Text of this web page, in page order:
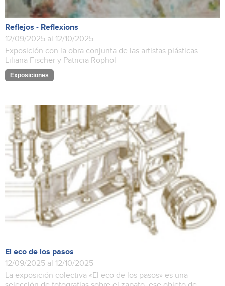
Reflejos - Reflexions
12/09/2025 al 12/10/2025
Exposición con la obra conjunta de las artistas plásticas
Liliana Fischer y Patricia Rophol
Exposiciones
El eco de los pasos
12/09/2025 al 12/10/2025
La exposición colectiva «El eco de los pasos» es una